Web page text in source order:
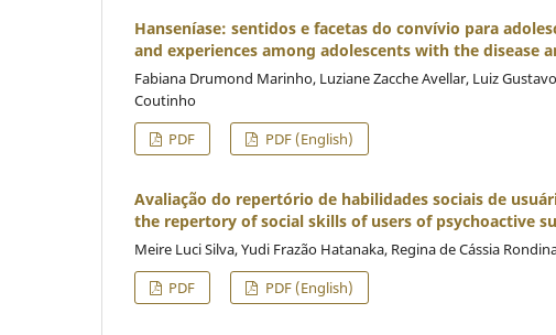
Hanseníase: sentidos e facetas do convívio para
and experiences among adolescents with the disease
Fabiana Drumond Marinho, Luziane Zacche Avellar, Luiz
Coutinho
PDF PDF (English)
Avaliação do repertório de habilidades sociais de
the repertory of social skills of users of psychoactive
Meire Luci Silva, Yudi Frazão Hatanaka, Regina de Cássia
PDF
PDF (English)